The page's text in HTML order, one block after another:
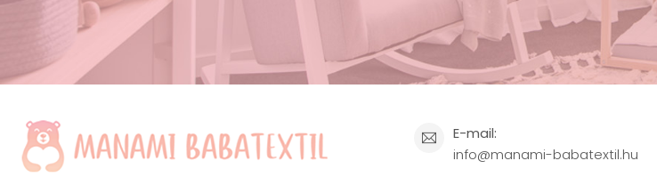
E-mail:
info@manami-babatextil.hu